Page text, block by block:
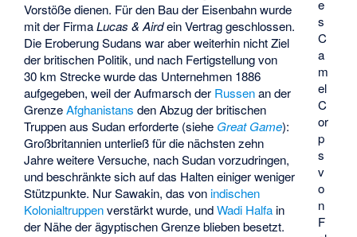
e
s
C
a
m
el
C
or
p
s
v
o
n
F
Vorstöße dienen. Für den Bau der Eisenbahn wurde
mit der FirmaLucas & Airdein Vertrag geschlossen.
Die Eroberung Sudans war aber weiterhin nicht Ziel
der britischen Politik, und nach Fertigstellung von
30 km Strecke wurde das Unternehmen 1886
aufgegeben, weil der Aufmarsch der Russenan der
GrenzeAfghanistans den Abzug der britischen
Truppen aus Sudan erforderte (siehe Great Game):
Großbritannien unterließ für die nächsten zehn
Jahre weitere Versuche, nach Sudan vorzudringen,
und beschränkte sich auf das Halten einiger weniger
Stützpunkte. Nur Sawakin, das von indischen
Kolonialtruppenverstärkt wurde, undWadi Halfa in
der Nähe der ägyptischen Grenze blieben besetzt.